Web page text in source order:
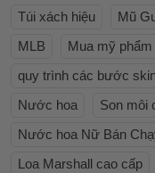
Túi xách hiệu Mũ
MLB
Mua mỹ phẩm
quy trình các bước
Nước hoa
Son môi
Nước hoa Nữ Bán
Loa Marshall cao cấp